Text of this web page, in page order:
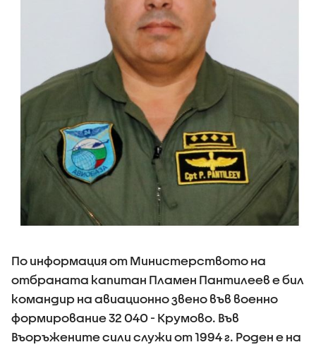
По информация от Министерството на
отбраната капитан Пламен Пантилеев е бил
командир на авиационно звено във военно
формирование 32 040 - Крумово. Във
Въоръжените сили служи от 1994 г. Роден е на